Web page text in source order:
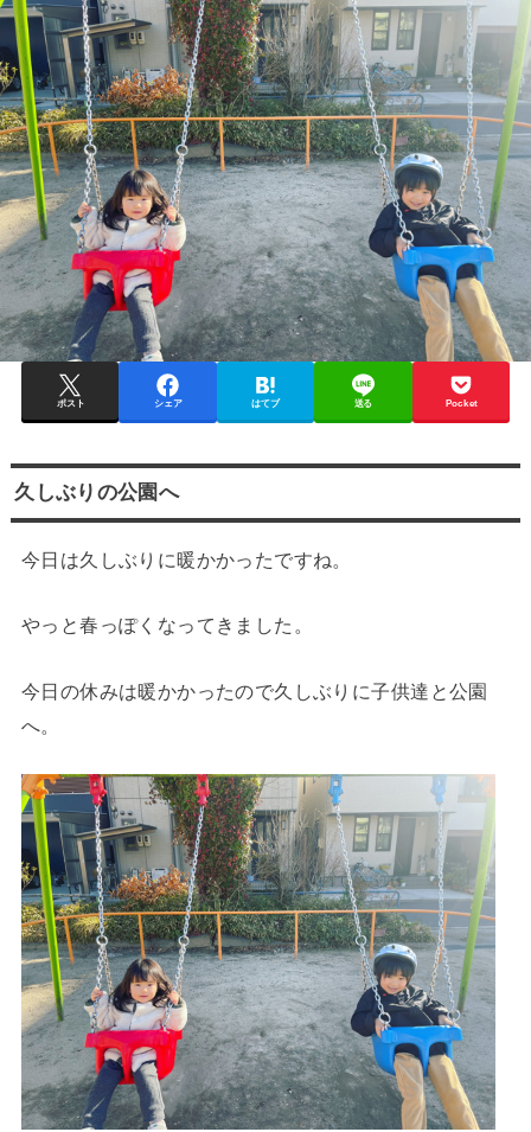
ポスト シェア はてブ 送る Pocket
久しぶりの公園へ
今日は久しぶりに暖かかったですね。
やっと春っぽくなってきました。
今日の休みは暖かかったので久しぶりに子供達と公園
へ。